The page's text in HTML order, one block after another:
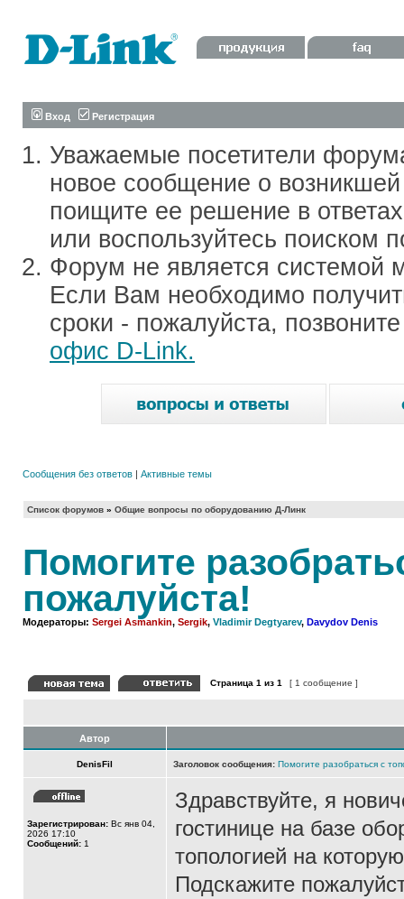
Вход Регистрация
Уважаемые посетители
новое сообщение о
поищите ее решение в
или воспользуйтесь поиском
Форум не является системой
Если Вам необходимо
сроки - пожалуйста,
офис D-Link.
Сообщения без ответов | Активные темы
Список форумов » Общие вопросы по оборудованию Д-Линк
Помогите
пожалуйста!
Модераторы: Sergei Asmankin, Sergik, Vladimir Degtyarev, Davydov Denis
Страница 1 из 1 [ 1 сообщение ]
Автор
DenisFil Заголовок сообщения: Помогите разобраться с
Зарегистрирован: Вс янв 04,
2026 17:10
Сообщений: 1
Здравствуйте, я
гостинице на базе
топологией на
Подскажите